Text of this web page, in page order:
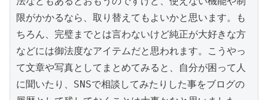
限がかかるなら、取り替えてもよいかと思います。も
ちろん、完璧までとは言わないけど純正が大好きな方
などには御法度なアイテムだと思われます。こうやっ
て文章や写真としてまとめてみると、自分が困って人
に聞いたり、SNSで相談してみたりした事をブログの